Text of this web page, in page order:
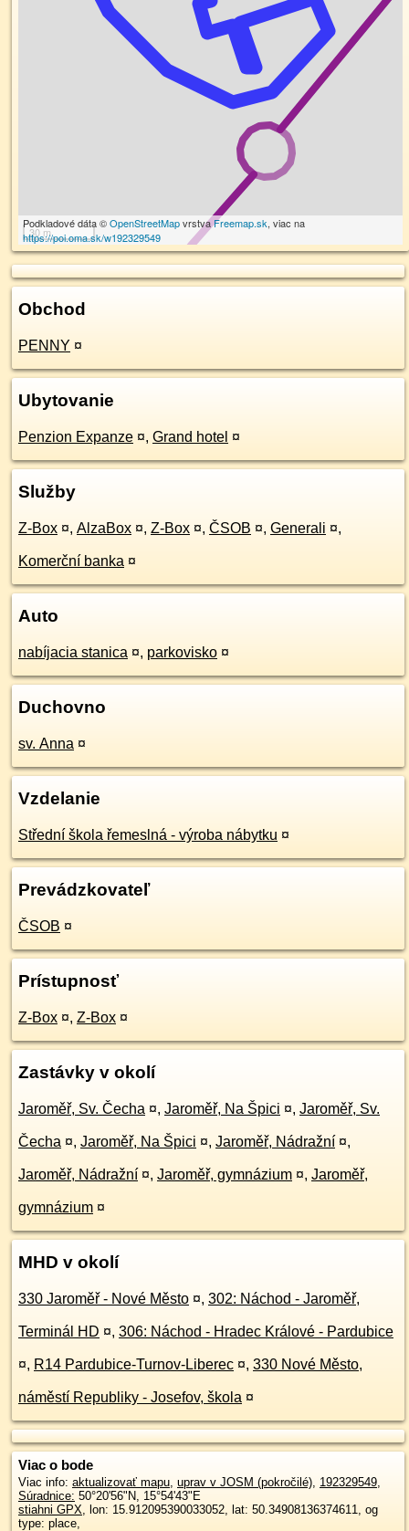
30 m
Podkladové dáta ©OpenStreetMapvrstvaFreemap.sk, viac na
https://poi.oma.sk/w192329549
Obchod
PENNY ¤
Ubytovanie
Penzion Expanze ¤, Grand hotel ¤
Služby
Z-Box ¤, AlzaBox ¤, Z-Box ¤, ČSOB ¤, Generali ¤,
Komerční banka ¤
Auto
nabíjacia stanica ¤, parkovisko ¤
Duchovno
sv. Anna ¤
Vzdelanie
Střední škola řemeslná - výroba nábytku ¤
Prevádzkovateľ
ČSOB ¤
Prístupnosť
Z-Box ¤, Z-Box ¤
Zastávky v okolí
Jaroměř, Sv. Čecha ¤, Jaroměř, Na Špici ¤, Jaroměř, Sv.
Čecha ¤, Jaroměř, Na Špici ¤, Jaroměř, Nádražní ¤,
Jaroměř, Nádražní ¤, Jaroměř, gymnázium ¤, Jaroměř,
gymnázium ¤
MHD v okolí
330 Jaroměř - Nové Město ¤, 302: Náchod - Jaroměř,
Terminál HD ¤, 306: Náchod - Hradec Králové - Pardubice
¤, R14 Pardubice-Turnov-Liberec ¤, 330 Nové Město,
náměstí Republiky - Josefov, škola ¤
Viac o bode
Viac info: aktualizovať mapu, uprav v JOSM (pokročilé), 192329549,
Súradnice: 50°20'56"N, 15°54'43"E
stiahni GPX, lon: 15.912095390033052, lat: 50.34908136374611, og
type: place,